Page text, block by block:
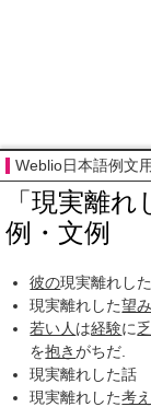
Weblio日本語例文
「現実離
例・文例
彼の現実離れし
現実離れした望み
若い人 は経験に
を抱きがちだ.
現実離れした話
現実離れした考え